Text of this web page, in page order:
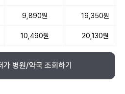
9,890원 19,350원
10,490원 20,130원
가 병원/약국 조회하기